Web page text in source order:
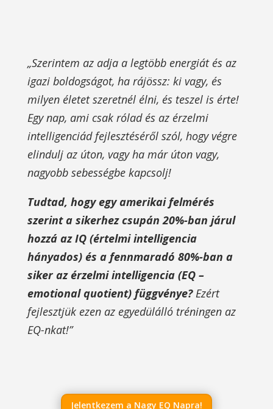
„Szerintem az adja a legtöbb energiát és az
igazi boldogságot, ha rájössz: ki vagy, és
milyen életet szeretnél élni, és teszel is érte!
Egy nap, ami csak rólad és az érzelmi
intelligenciád fejlesztéséről szól, hogy végre
elindulj az úton, vagy ha már úton vagy,
nagyobb sebességbe kapcsolj!
Tudtad, hogy egy amerikai felmérés
szerint a sikerhez csupán 20%-ban járul
hozzá az IQ (értelmi intelligencia
hányados) és a fennmaradó 80%-ban a
siker az érzelmi intelligencia (EQ –
emotional quotient) függvénye?Ezért
fejlesztjük ezen az egyedülálló tréningen az
EQ-nkat!”
Jelentkezem a Nagy EQ Napra!